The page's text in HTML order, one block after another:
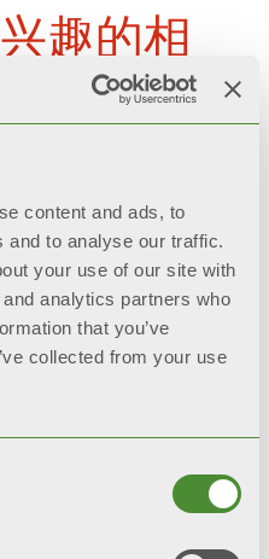
content and ads, to
and to analyse our traffic.
your use of our site with
analytics partners who
that you’ve
collected from your use
趣的相